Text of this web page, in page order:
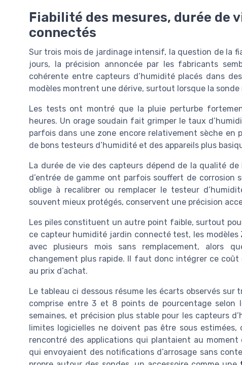
Fiabilité des mesures, durée de
connectés
Sur trois mois de jardinage intensif, la question de la
jours, la précision annoncée par les fabricants
cohérente entre capteurs d’humidité placés dans
modèles montrent une dérive, surtout lorsque la
Les tests ont montré que la pluie perturbe
heures. Un orage soudain fait grimper le taux
parfois dans une zone encore relativement sèche en
de bons testeurs d’humidité et des appareils plus
La durée de vie des capteurs dépend de la qualité
d’entrée de gamme ont parfois souffert de corrosion
oblige à recalibrer ou remplacer le testeur
souvent mieux protégés, conservent une précision
Les piles constituent un autre point faible, surtout
ce capteur humidité jardin connecté test, les
avec plusieurs mois sans remplacement, alors
changement plus rapide. Il faut donc intégrer ce
au prix d’achat.
Le tableau ci dessous résume les écarts observés sur
comprise entre 3 et 8 points de pourcentage selon
semaines, et précision plus stable pour les capteurs
limites logicielles ne doivent pas être sous estimées,
rencontré des applications qui plantaient au moment
qui envoyaient des notifications d’arrosage sans